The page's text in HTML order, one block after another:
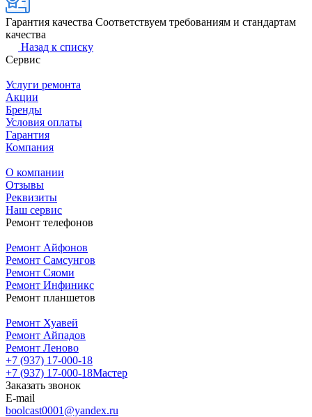
Гарантия качества Соответствуем требованиям и стандартам
качества
Назад к списку
Сервис
Услуги ремонта
Акции
Бренды
Условия оплаты
Гарантия
Компания
О компании
Отзывы
Реквизиты
Наш сервис
Ремонт телефонов
Ремонт Айфонов
Ремонт Самсунгов
Ремонт Сяоми
Ремонт Инфиникс
Ремонт планшетов
Ремонт Хуавей
Ремонт Айпадов
Ремонт Леново
+7 (937) 17-000-18
+7 (937) 17-000-18Мастер
Заказать звонок
E-mail
boolcast0001@yandex.ru